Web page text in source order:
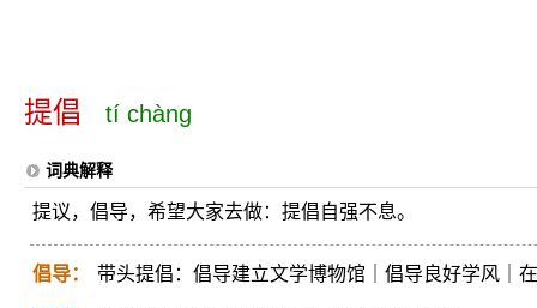
提倡 tí chàng
词典解释
提议，倡导，希望大家去做：提倡自强不息。
倡导： 带头提倡：倡导建立文学博物馆｜倡导良好学风｜